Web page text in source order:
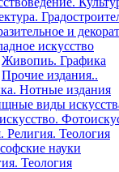
и
искусство
Живопиь. Графика
Прочие издания..
Нотные издания
виды
Теология
науки
Теология